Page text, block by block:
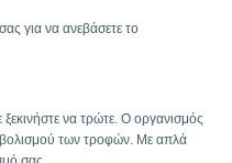
για να ανεβάσετε το
ξεκινήστε να τρώτε. Ο οργανισμός
των τροφών. Με απλά